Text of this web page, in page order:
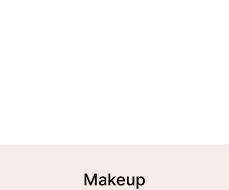
Makeup